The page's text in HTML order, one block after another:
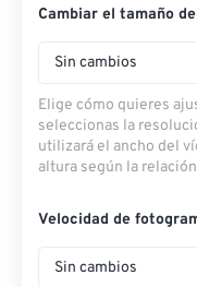
Cambiar el tamaño
Sin cambios
Elige cómo quieres
seleccionas la
utilizará el ancho del
altura según la
Velocidad de
Sin cambios